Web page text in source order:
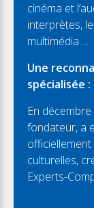
cinéma et
interprètes,
multimédia….
Une
spécialisée :
En
fondateur, a
culturelles,
Experts-